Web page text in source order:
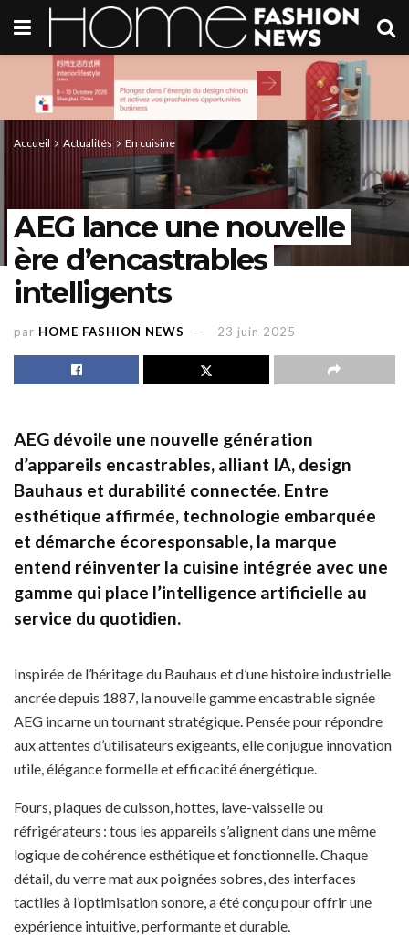
Accueil Actualités En cuisine
AEG lance une nouvelle
ère d’encastrables
intelligents
par HOME FASHION NEWS 23 juin 2025
AEG dévoile une nouvelle génération
d’appareils encastrables, alliant IA, design
Bauhaus et durabilité connectée. Entre
esthétique affirmée, technologie embarquée
et démarche écoresponsable, la marque
entend réinventer la cuisine intégrée avec une
gamme qui place l’intelligence artificielle au
service du quotidien.
Inspirée de l’héritage du Bauhaus et d’une histoire industrielle
ancrée depuis 1887, la nouvelle gamme encastrable signée
AEG incarne un tournant stratégique. Pensée pour répondre
aux attentes d’utilisateurs exigeants, elle conjugue innovation
utile, élégance formelle et efficacité énergétique.
Fours, plaques de cuisson, hottes, lave-vaisselle ou
réfrigérateurs : tous les appareils s’alignent dans une même
logique de cohérence esthétique et fonctionnelle. Chaque
détail, du verre mat aux poignées sobres, des interfaces
tactiles à l’optimisation sonore, a été conçu pour offrir une
expérience intuitive, performante et durable.